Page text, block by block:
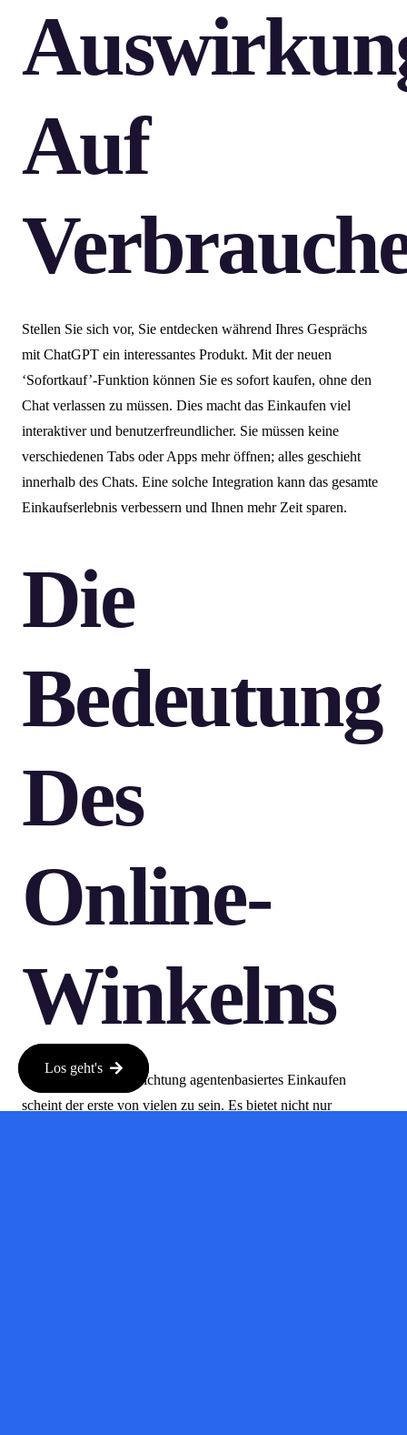
Auf
Stellen Sie sich vor, Sie entdecken während Ihres Gesprächs
mit ChatGPT ein interessantes Produkt. Mit der neuen
‘Sofortkauf’-Funktion können Sie es sofort kaufen, ohne den
Chat verlassen zu müssen. Dies macht das Einkaufen viel
interaktiver und benutzerfreundlicher. Sie müssen keine
verschiedenen Tabs oder Apps mehr öffnen; alles geschieht
innerhalb des Chats. Eine solche Integration kann das gesamte
Einkaufserlebnis verbessern und Ihnen mehr Zeit sparen.
Die
Bedeutung
Des
Online-
Winkelns
OpenAIs Schritt in Richtung agentenbasiertes Einkaufen
scheint der erste von vielen zu sein. Es bietet nicht nur
Los geht's